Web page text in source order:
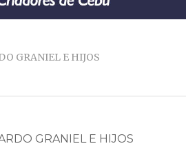
GRANIEL E HIJOS
GRANIEL E HIJOS